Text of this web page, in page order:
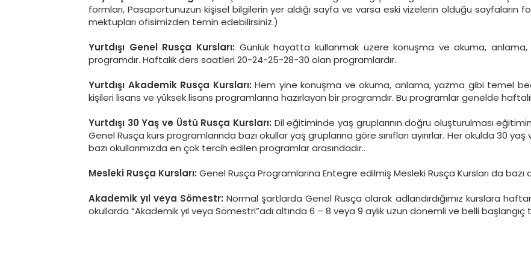
formları, Pasaportunuzun kişisel bilgilerin yer aldığı sayfa ve varsa eski vizelerin olduğu
mektupları ofisimizden temin edebilirsiniz.)
Yurtdışı Genel Rusça Kursları: Günlük hayatta kullanmak üzere konuşma ve okuma,
programdır. Haftalık ders saatleri 20-24-25-28-30 olan programlardır.
Yurtdışı Akademik Rusça Kursları: Hem yine konuşma ve okuma, anlama, yazma gibi temel
kişileri lisans ve yüksek lisans programlarına hazırlayan bir programdır. Bu programlar genelde
Yurtdışı 30 Yaş ve Üstü Rusça Kursları: Dil eğitiminde yaş gruplarının doğru oluşturulması
Genel Rusça kurs programlarında bazı okullar yaş gruplarına göre sınıfları ayırırlar. Her okulda 30
bazı okullarımızda en çok tercih edilen programlar arasındadır..
Mesleki Rusça Kursları: Genel Rusça Programlarına Entegre edilmiş Mesleki Rusça Kursları da bazı
Akademik yıl veya Sömestr: Normal şartlarda Genel Rusça olarak adlandırdığımız kurslara
okullarda “Akademik yıl veya Sömestri”adı altında 6 – 8 veya 9 aylık uzun dönemli ve belli